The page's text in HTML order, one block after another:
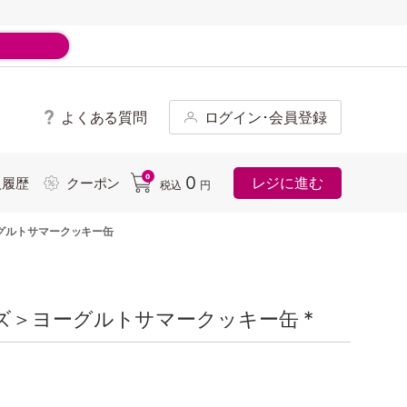
よくある質問 ログイン･会員登録
歴 クーポン 0
税込 0 円 レジに進む
ルトサマークッキー缶
＞ヨーグルトサマークッキー缶 *